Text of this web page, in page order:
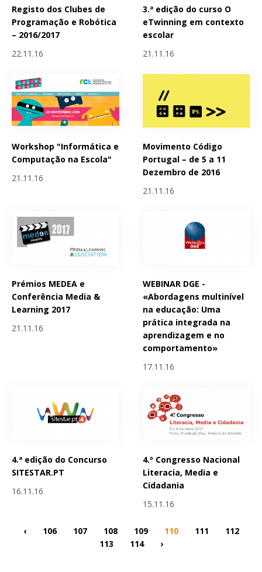
Registo dos Clubes de
Programação e Robótica
– 2016/2017
22.11.16
3.ª edição do curso O
eTwinning em contexto
escolar
21.11.16
Workshop "Informática e
Computação na Escola"
21.11.16
Movimento Código
Portugal – de 5 a 11
Dezembro de 2016
21.11.16
Prémios MEDEA e
Conferência Media &
Learning 2017
21.11.16
WEBINAR DGE -
«Abordagens multinível
na educação: Uma
prática integrada na
aprendizagem e no
comportamento»
17.11.16
4.ª edição do Concurso
SITESTAR.PT
16.11.16
4.º Congresso Nacional
Literacia, Media e
Cidadania
15.11.16
‹ 106 107 108 109 110 111
112
113
114 ›